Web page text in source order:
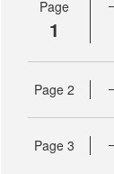
Page
1
Page 2
Page 3